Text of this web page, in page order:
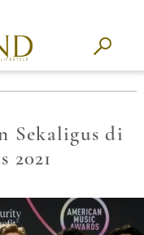
Sekaligus di
2021